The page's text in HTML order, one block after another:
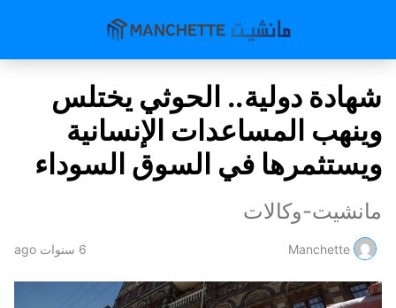
شهادة دولية.. الحوثي يختلس
وينهب المساعدات الإنسانية
ويستثمرها في السوق السوداء
مانشيت-وكالات
Manchette 6 سنوات ago